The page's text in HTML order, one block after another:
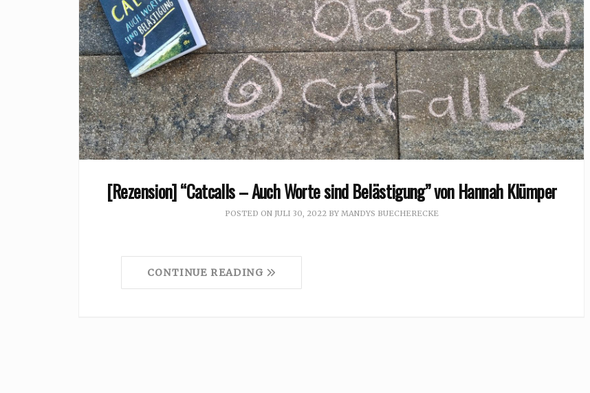
[Rezension] “Catcalls – Auch Worte sind Belästigung” von Hannah Klümper
POSTED ON JULI 30, 2022BY MANDYS BUECHERECKE
CONTINUE READING